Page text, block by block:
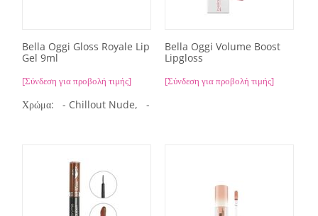
Bella Oggi Gloss Royale Lip
Gel 9ml
[Σύνδεση για προβολή τιμής]
Χρώμα: - Chillout Nude, - Crystal Nude,
Bella Oggi Volume Boost
Lipgloss
[Σύνδεση για προβολή τιμής]